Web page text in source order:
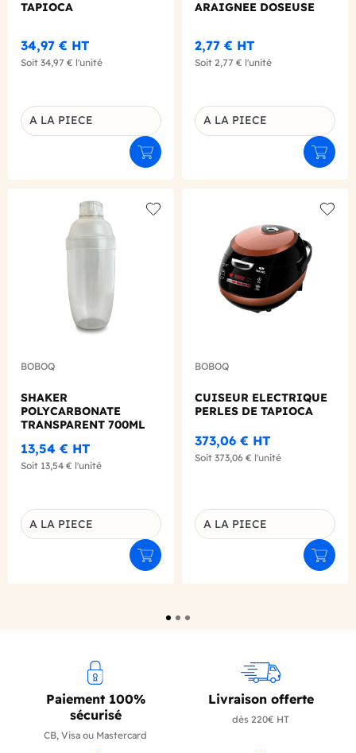
TAPIOCA
34,97 € HT
Soit 34,97 € l'unité
Déclinaison du produit
A LA PIECE
Ajouter au panier
ARAIGNEE DOSEUSE
2,77 € HT
Soit 2,77 € l'unité
Déclinaison du produit
A LA PIECE
BOBOQ
SHAKER
POLYCARBONATE
TRANSPARENT 700ML
13,54 € HT
Soit 13,54 € l'unité
Déclinaison du produit
A LA PIECE
Ajouter au panier
BOBOQ
CUISEUR ELECTRIQUE
PERLES DE TAPIOCA
373,06 € HT
Soit 373,06 € l'unité
Déclinaison du produit
A LA PIECE
Paiement 100%
sécurisé
CB, Visa ou Mastercard
Livraison offerte
dès 220€ HT